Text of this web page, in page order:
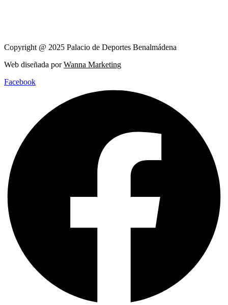
Copyright @ 2025 Palacio de Deportes Benalmádena
Web diseñada porWanna Marketing
Facebook